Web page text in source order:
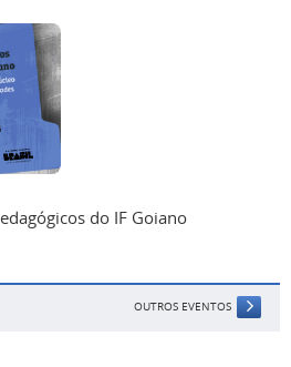
do IF Goiano
OUTROS EVENTOS